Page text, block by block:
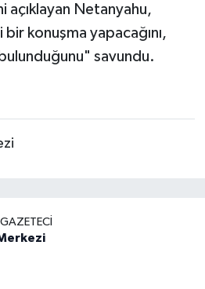
açıklayan Netanyahu,
bir konuşma yapacağını,
savundu.